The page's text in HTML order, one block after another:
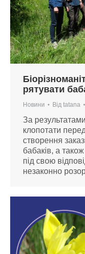
рятувати
Новини Від tatana
За
клопотати
створення
бабаків, а
під свою
незаконно